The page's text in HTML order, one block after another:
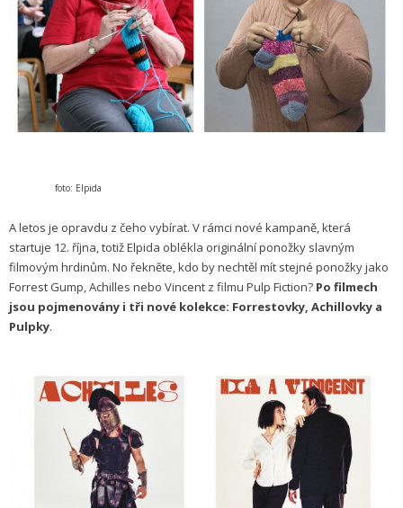
foto: Elpida
A letos je opravdu z čeho vybírat. V rámci nové kampaně, která
startuje 12. října, totiž Elpida oblékla originální ponožky slavným
filmovým hrdinům. No řekněte, kdo by nechtěl mít stejné ponožky jako
Forrest Gump, Achilles nebo Vincent z filmu Pulp Fiction? Po filmech
jsou pojmenovány i tři nové kolekce: Forrestovky, Achillovky a
Pulpky.